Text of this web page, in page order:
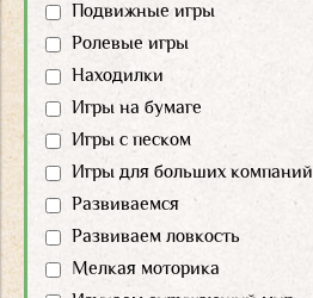
Подвижные игры
Ролевые игры
Находилки
Игры на бумаге
Игры с песком
Игры для больших компаний
Развиваемся
Развиваем ловкость
Мелкая моторика